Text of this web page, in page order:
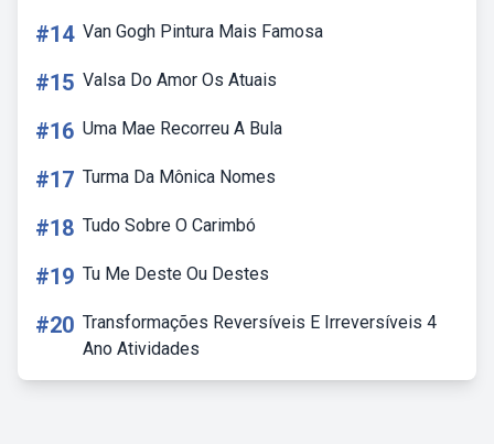
#14 Van Gogh Pintura Mais Famosa
#15 Valsa Do Amor Os Atuais
#16 Uma Mae Recorreu A Bula
#17 Turma Da Mônica Nomes
#18 Tudo Sobre O Carimbó
#19 Tu Me Deste Ou Destes
#20 Transformações Reversíveis E Irreversíveis 4
Ano Atividades